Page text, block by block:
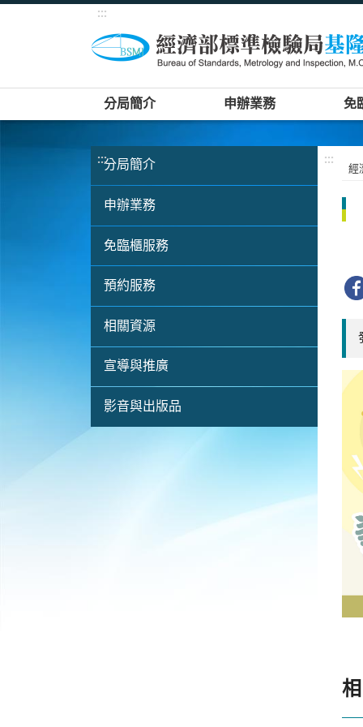
:::
分局簡介 申辦業務 免
:::分局簡介
申辦業務
免臨櫃服務
預約服務
相關資源
宣導與推廣
影音與出版品
:::
經